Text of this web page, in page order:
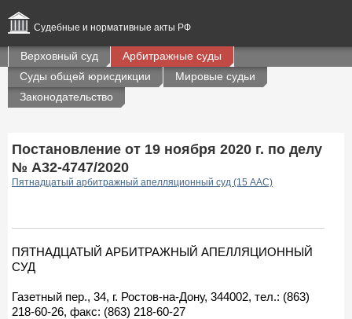
Судебные и нормативные акты РФ
Верховный суд
Арбитражные суды
Суды общей юрисдикции
Мировые судьи
Законодательство
Постановление от 19 ноября 2020 г. по делу
№ А32-4747/2020
Пятнадцатый арбитражный апелляционный суд (15 ААС)
ПЯТНАДЦАТЫЙ АРБИТРАЖНЫЙ АПЕЛЛЯЦИОННЫЙ
СУД
Газетный пер., 34, г. Ростов-на-Дону, 344002, тел.: (863)
218-60-26, факс: (863) 218-60-27